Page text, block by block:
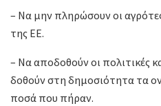
– Να μην πληρώσουν οι
της ΕΕ.
– Να αποδοθούν οι πολιτικές
δοθούν στη δημοσιότητα τα
ποσά που πήραν.